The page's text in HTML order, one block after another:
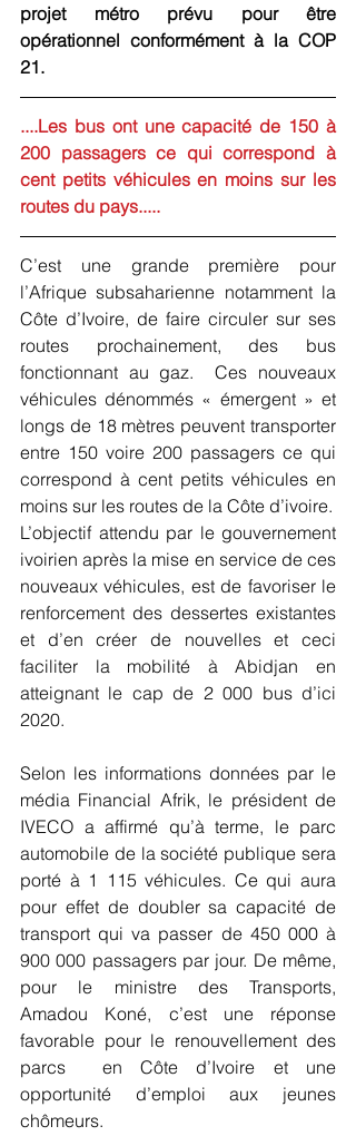
projet métro prévu pour être
opérationnel conformément à la COP
21.
....Les bus ont une capacité de 150 à
200 passagers ce qui correspond à
cent petits véhicules en moins sur les
routes du pays.....
C’est une grande première pour
l’Afrique subsaharienne notamment la
Côte d’Ivoire, de faire circuler sur ses
routes prochainement, des bus
fonctionnant au gaz.  Ces nouveaux
véhicules dénommés « émergent » et
longs de 18 mètres peuvent transporter
entre 150 voire 200 passagers ce qui
correspond à cent petits véhicules en
moins sur les routes de la Côte d’ivoire.
L’objectif attendu par le gouvernement
ivoirien après la mise en service de ces
nouveaux véhicules, est de favoriser le
renforcement des dessertes existantes
et d’en créer de nouvelles et ceci
faciliter la mobilité à Abidjan en
atteignant le cap de 2 000 bus d’ici
2020.
Selon les informations données par le
média Financial Afrik, le président de
IVECO a affirmé qu’à terme, le parc
automobile de la société publique sera
porté à 1 115 véhicules. Ce qui aura
pour effet de doubler sa capacité de
transport qui va passer de 450 000 à
900 000 passagers par jour. De même,
pour le ministre des Transports,
Amadou Koné, c’est une réponse
favorable pour le renouvellement des
parcs  en Côte d’Ivoire et une
opportunité d’emploi aux jeunes
chômeurs.